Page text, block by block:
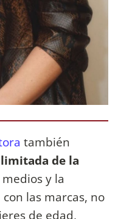
también
de la
y la
las marcas, no
de edad,